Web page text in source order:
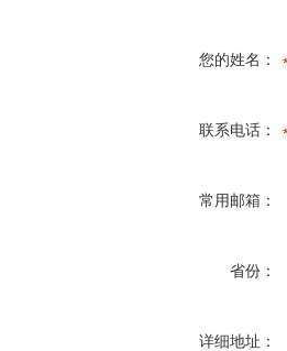
您的姓名：
联系电话：
常用邮箱：
省份：
详细地址：